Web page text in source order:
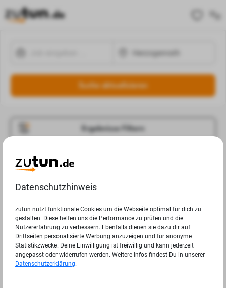
Suche aktualisieren
Ergebnisse Filtern
Jobangebote
Ergebnisse.
Datenschutzhinweis
zutun nutzt funktionale Cookies um die Webseite optimal für dich zu
gestalten. Diese helfen uns die Performance zu prüfen und die
Nutzererfahrung zu verbessern. Ebenfalls dienen sie dazu dir auf
Drittseiten personalisierte Werbung anzuzeigen und für anonyme
Statistikzwecke. Deine Einwilligung ist freiwillig und kann jederzeit
angepasst oder widerrufen werden. Weitere Infos findest Du in unserer
Datenschutzerklärung.